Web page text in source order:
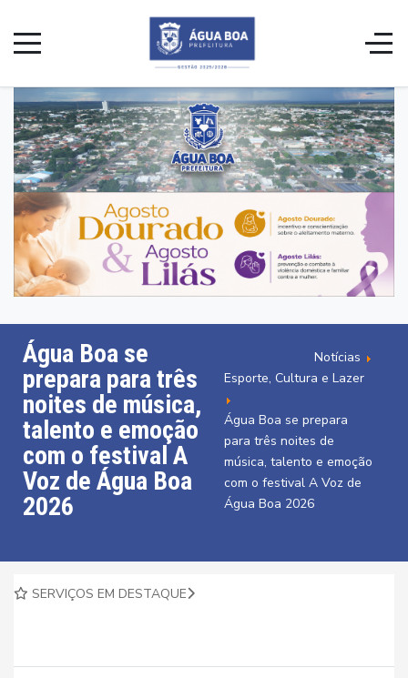
Água Boa se
prepara para três
noites de música,
talento e emoção
com o festival A
Voz de Água Boa
2026
Notícias
Esporte, Cultura e Lazer
Água Boa se prepara
para três noites de
música, talento e emoção
com o festival A Voz de
Água Boa 2026
SERVIÇOS EM DESTAQUE